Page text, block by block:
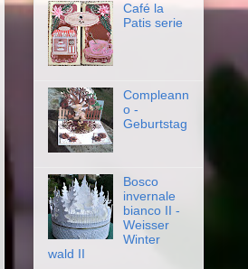
Café la
Patis serie
Compleann
o -
Geburtstag
Bosco
invernale
bianco II -
Weisser
Winter
wald II